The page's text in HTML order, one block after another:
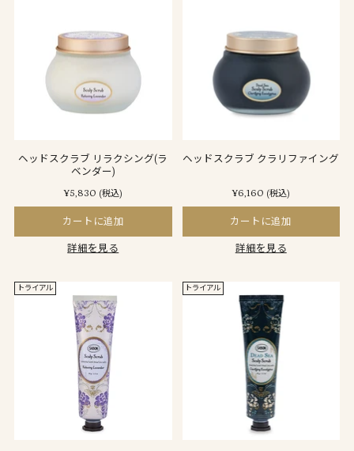
ヘッドスクラブ リラクシング(ラ
ベンダー)
¥5,830 (税込)
カートに追加
詳細を見る
ヘッドスクラブ クラリファイング
¥6,160 (税込)
カートに追加
詳細を見る
トライアル トライアル